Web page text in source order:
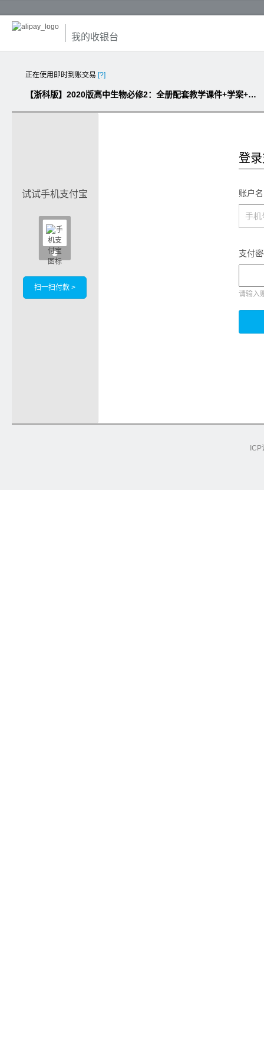
我的收银台
正在使用即时到账交易 [?]
【浙科版】2020版高中生物必修2：全册配套教学课件+学案+练习资料库（打包下载）
试试手机支付宝

扫一扫付款 >
登
账户
支付
请输入